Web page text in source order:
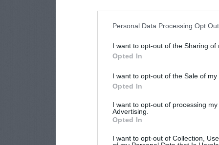
Personal Data Processing Opt
I want to opt-out of the Sharing of
Opted In
I want to opt-out of the Sale of
Opted In
I want to opt-out of processing
Advertising.
Opted In
I want to opt-out of Collection,